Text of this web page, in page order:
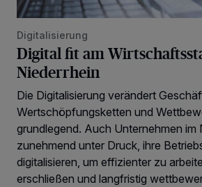
Digitalisierung
Digital fit am
Niederrhein
Die Digitalisierung verändert
Wertschöpfungsketten und
grundlegend. Auch Unternehmen im
zunehmend unter Druck, ihre
digitalisieren, um effizienter zu
erschließen und langfristig